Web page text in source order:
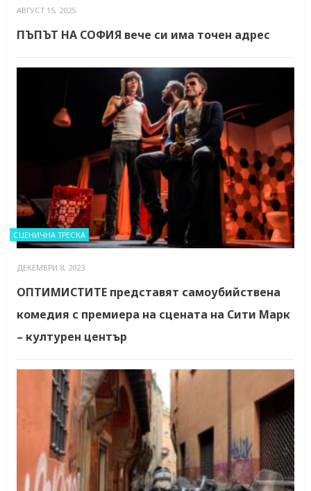
АВГУСТ 15, 2025
ПЪПЪТ НА СОФИЯ вече си има точен адрес
СЦЕНИЧНА ТРЕСКА
ДЕКЕМВРИ 8, 2023
ОПТИМИСТИТЕ представят самоубийствена
комедия с премиера на сцената на Сити Марк
– културен център